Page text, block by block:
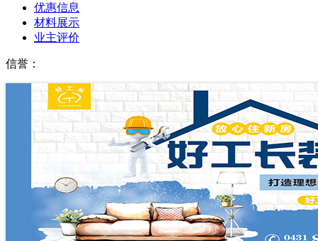
优惠信息
材料展示
业主评价
信誉：